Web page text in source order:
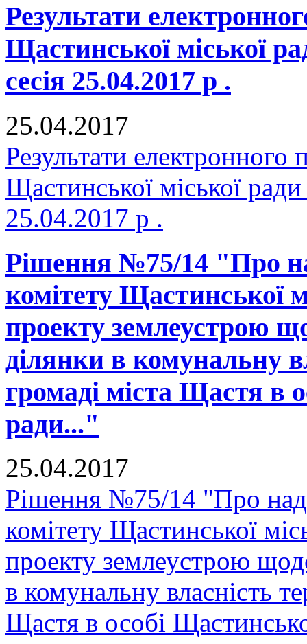
Результати
Щастинської міської
сесія 25.04.2017 р .
25.04.2017
Результати електронного
Щастинської міської
25.04.2017 р .
Рішення №75/14 "Про
комітету Щастинської
проекту землеустрою
ділянки в комунальну
громаді міста Щастя в
ради..."
25.04.2017
Рішення №75/14 "Про
комітету Щастинської
проекту землеустрою
в комунальну власність
Щастя в особі